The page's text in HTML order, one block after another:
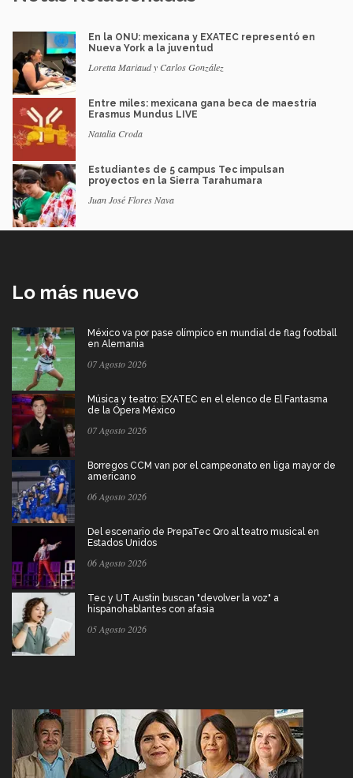
En la ONU: mexicana y EXATEC representó en
Nueva York a la juventud
Loretta Mariaud y Carlos González
Entre miles: mexicana gana beca de maestría
Erasmus Mundus LIVE
Natalia Croda
Estudiantes de 5 campus Tec impulsan
proyectos en la Sierra Tarahumara
Juan José Flores Nava
Lo más nuevo
México va por pase olímpico en mundial de flag football
en Alemania
07 Agosto 2026
Música y teatro: EXATEC en el elenco de El Fantasma
de la Ópera México
07 Agosto 2026
Borregos CCM van por el campeonato en liga mayor de
americano
06 Agosto 2026
Del escenario de PrepaTec Qro al teatro musical en
Estados Unidos
06 Agosto 2026
Tec y UT Austin buscan "devolver la voz" a
hispanohablantes con afasia
05 Agosto 2026